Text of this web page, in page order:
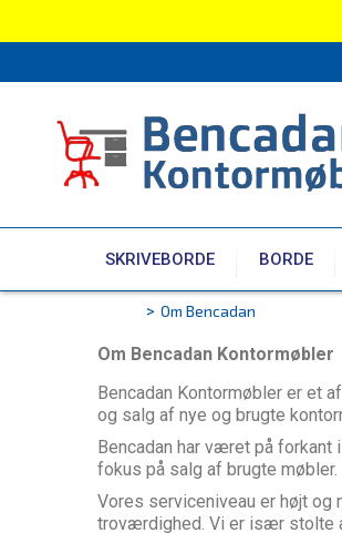
SKRIVEBORDE BORDE
> Om Bencadan
Om Bencadan Kontormøbler
Bencadan Kontormøbler er et
og salg af nye og brugte
Bencadan har været på
fokus på salg af brugte møbler.
Vores serviceniveau er højt og
troværdighed. Vi er især stolte